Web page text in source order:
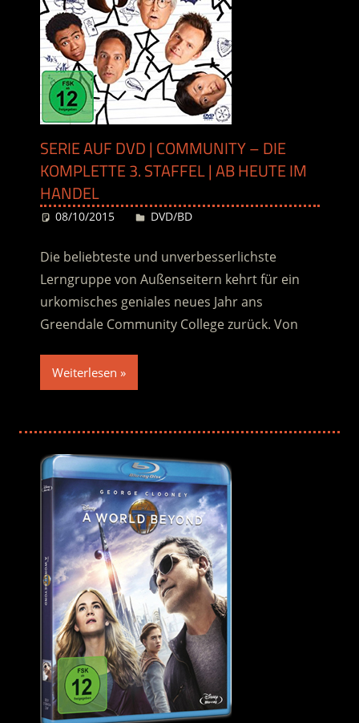
SERIE AUF DVD | COMMUNITY – DIE
KOMPLETTE 3. STAFFEL | AB HEUTE IM
HANDEL
08/10/2015 Desiree
DVD/BD
Die beliebteste und unverbesserlichste
Lerngruppe von Außenseitern kehrt für ein
urkomisches geniales neues Jahr ans
Greendale Community College zurück. Von
Weiterlesen